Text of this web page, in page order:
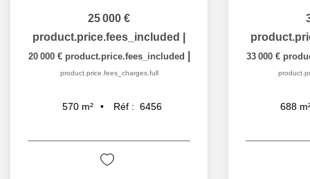
25 000 €
product.price.fees_included
20 000 € product.price.fees_included
product.price.fees_charges.full
570 m² Réf : 6456
33 000 €
688